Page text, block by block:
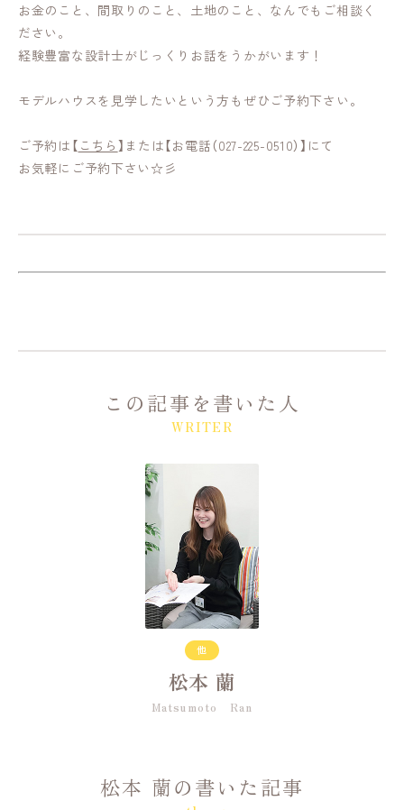
お金のこと、間取りのこと、土地のこと、なんでもご相談く
ださい。
経験豊富な設計士がじっくりお話をうかがいます！
モデルハウスを見学したいという方もぜひご予約下さい。
ご予約は【 こちら 】または【お電話（027-225-0510）】にて
お気軽にご予約下さい☆彡
この記事を書いた人
WRITER
他
松本 蘭
Matsumoto Ran
松本 蘭の書いた記事